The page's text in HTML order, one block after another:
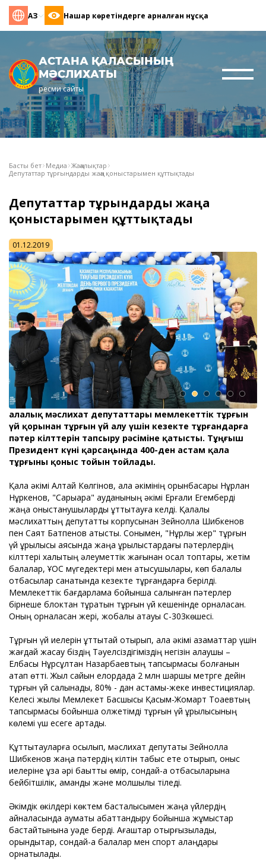
ҚАЗ Нашар көретіндерге арналған нұсқа
АСТАНА ҚАЛАСЫНЫҢ
МӘСЛИХАТЫ
ресми сайты
Басты бет Медиа Жаңалықтар
Депутаттар тұрғындарды жаңа қоныстарымен құттықтады
Депутаттар тұрғындарды жаңа
қоныстарымен құттықтады
01.12.2019
Қалалық мәслихат депутаттары мемлекеттік тұрғын
үй қорынан тұрғын үй алу үшін кезекте тұрғандарға
пәтер кілттерін тапсыру рәсіміне қатысты. Тұңғыш
Президент күні қарсаңында 400-ден астам қала
тұрғыны қоныс тойын тойлады.
Қала әкімі Алтай Көлгінов, қала әкімінің орынбасары Нұрлан
Нұркенов, "Сарыарқа" ауданының әкімі Ерғали Егемберді
жаңа қоныстанушыларды құттықтауға келді. Қалалық
мәслихаттың депутаттық корпусынан Зейнолла Шибкенов
пен Саят Батпенов қатысты. Сонымен, "Нұрлы жер" тұрғын
үй құрылысы аясында жаңа құрылыстардағы пәтерлердің
кілттері халықтың әлеуметтік жағынан осал топтары, жетім
балалар, ҰОС мүгедектері мен қатысушылары, көп балалы
отбасылар санатында кезекте тұрғандарға берілді.
Мемлекеттік бағдарлама бойынша салынған пәтерлер
бірнеше блоктан тұратын тұрғын үй кешенінде орналасқан.
Оның орналасқан жері, жобалық атауы С-303көшесі.
Тұрғын үй иелерін құттықтай отырып, қала әкімі азаматтар үшін
жағдай жасау біздің Тәуелсіздігіміздің негізін қалаушы –
Елбасы Нұрсұлтан Назарбаевтың тапсырмасы болғанын
атап өтті. Жыл сайын елордада 2 млн шаршы метрге дейін
тұрғын үй салынады, 80% - дан астамы-жеке инвестициялар.
Келесі жылы Мемлекет Басшысы Қасым-Жомарт Тоқаевтың
тапсырмасы бойынша қолжетімді тұрғын үй құрылысының
көлемі үш есеге артады.
Құттықтауларға қосылып, мәслихат депутаты Зейнолла
Шибкенов жаңа пәтердің кілтін табыс ете отырып, қоныс
иелеріне ұзақ әрі бақытты өмір, сондай-ақ отбасыларына
бейбітшілік, амандық және молшылық тіледі.
Әкімдік өкілдері көктем басталысымен жаңа үйлердің
айналасында аумақты абаттандыру бойынша жұмыстар
бастайтынына уәде берді. Ағаштар отырғызылады,
орындықтар, сондай-ақ балалар мен спорт алаңдары
орнатылады.